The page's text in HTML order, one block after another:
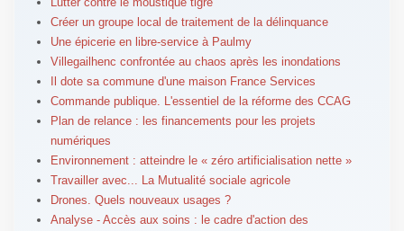
Créer un groupe local de traitement de la délinquance
Une épicerie en libre-service à Paulmy
Villegailhenc confrontée au chaos après les inondations
Il dote sa commune d'une maison France Services
Commande publique. L'essentiel de la réforme des CCAG
Plan de relance : les financements pour les projets
numériques
Environnement : atteindre le « zéro artificialisation nette »
Travailler avec... La Mutualité sociale agricole
Drones. Quels nouveaux usages ?
Analyse - Accès aux soins : le cadre d'action des